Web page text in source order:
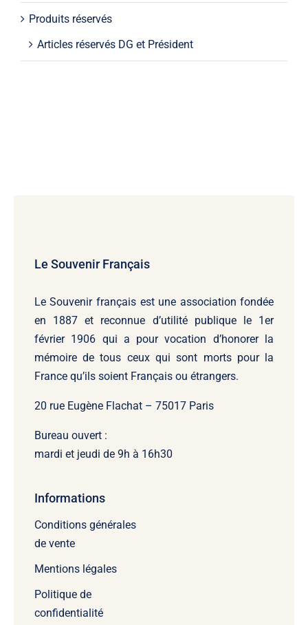
Produits réservés
Articles réservés DG et Président
Le Souvenir Français
Le Souvenir français est une association fondée
en 1887 et reconnue d’utilité publique le 1er
février 1906 qui a pour vocation d’honorer la
mémoire de tous ceux qui sont morts pour la
France qu’ils soient Français ou étrangers.
20 rue Eugène Flachat – 75017 Paris
Bureau ouvert :
mardi et jeudi de 9h à 16h30
Informations
Conditions générales
de vente
Mentions légales
Politique de
confidentialité